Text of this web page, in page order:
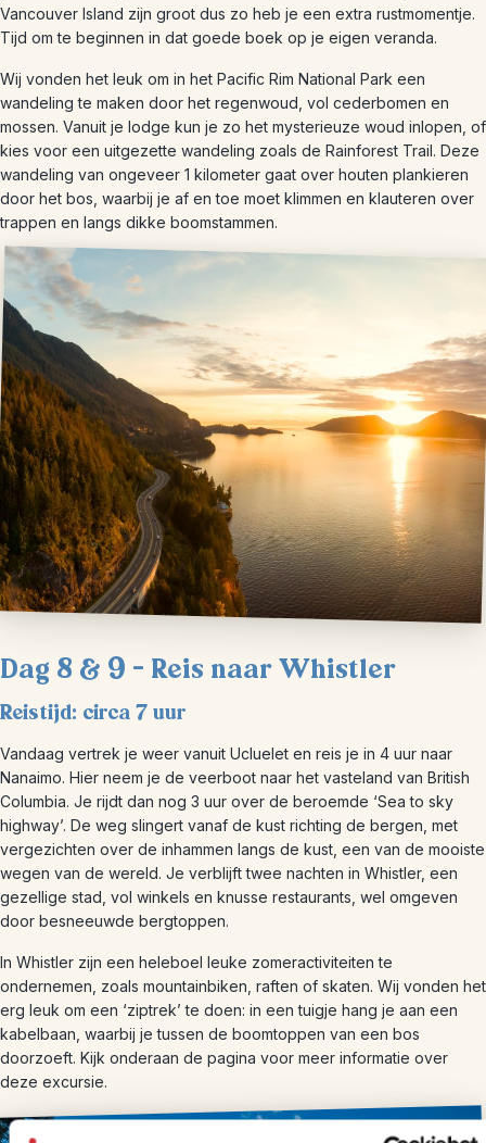
Vancouver Island zijn groot dus zo heb je een extra rustmomentje.
Tijd om te beginnen in dat goede boek op je eigen veranda.
Wij vonden het leuk om in het Pacific Rim National Park een
wandeling te maken door het regenwoud, vol cederbomen en
mossen. Vanuit je lodge kun je zo het mysterieuze woud inlopen, of
kies voor een uitgezette wandeling zoals de Rainforest Trail. Deze
wandeling van ongeveer 1 kilometer gaat over houten plankieren
door het bos, waarbij je af en toe moet klimmen en klauteren over
trappen en langs dikke boomstammen.
Dag 8 & 9 – Reis naar Whistler
Reistijd: circa 7 uur
Vandaag vertrek je weer vanuit Ucluelet en reis je in 4 uur naar
Nanaimo. Hier neem je de veerboot naar het vasteland van British
Columbia. Je rijdt dan nog 3 uur over de beroemde ‘Sea to sky
highway’. De weg slingert vanaf de kust richting de bergen, met
vergezichten over de inhammen langs de kust, een van de mooiste
wegen van de wereld. Je verblijft twee nachten in Whistler, een
gezellige stad, vol winkels en knusse restaurants, wel omgeven
door besneeuwde bergtoppen.
In Whistler zijn een heleboel leuke zomeractiviteiten te
ondernemen, zoals mountainbiken, raften of skaten. Wij vonden het
erg leuk om een ‘ziptrek’ te doen: in een tuigje hang je aan een
kabelbaan, waarbij je tussen de boomtoppen van een bos
doorzoeft. Kijk onderaan de pagina voor meer informatie over
deze excursie.